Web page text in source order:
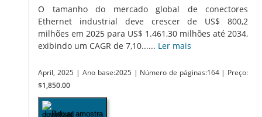
O tamanho do mercado global de conectores
Ethernet industrial deve crescer de US$ 800,2
milhões em 2025 para US$ 1.461,30 milhões até 2034,
exibindo um CAGR de 7,10...... Ler mais
April, 2025 | Ano base:2025 | Número de páginas:164 | Preço:
$1,850.00
Baixar amostra